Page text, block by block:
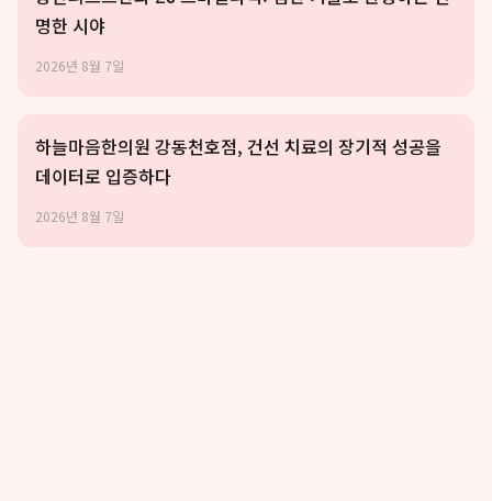
명한 시야
2026년 8월 7일
하늘마음한의원 강동천호점, 건선 치료의 장기적 성공을
데이터로 입증하다
2026년 8월 7일